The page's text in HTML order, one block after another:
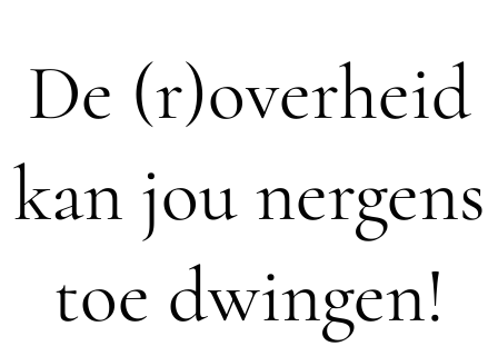
De (r)overheid
kan jou nergens
toe dwingen!